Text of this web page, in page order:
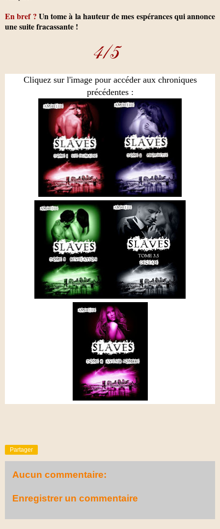
En bref ? Un tome à la hauteur de mes espérances qui annonce
une suite fracassante !
Cliquez sur l'image pour accéder aux chroniques
précédentes :
Partager
Aucun commentaire:
Enregistrer un commentaire